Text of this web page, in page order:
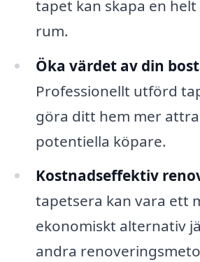
tapet kan skapa en
rum.
Öka värdet av din
Professionellt utförd
göra ditt hem mer
potentiella köpare.
Kostnadseffektiv
tapetsera kan vara ett
ekonomiskt alternativ
andra